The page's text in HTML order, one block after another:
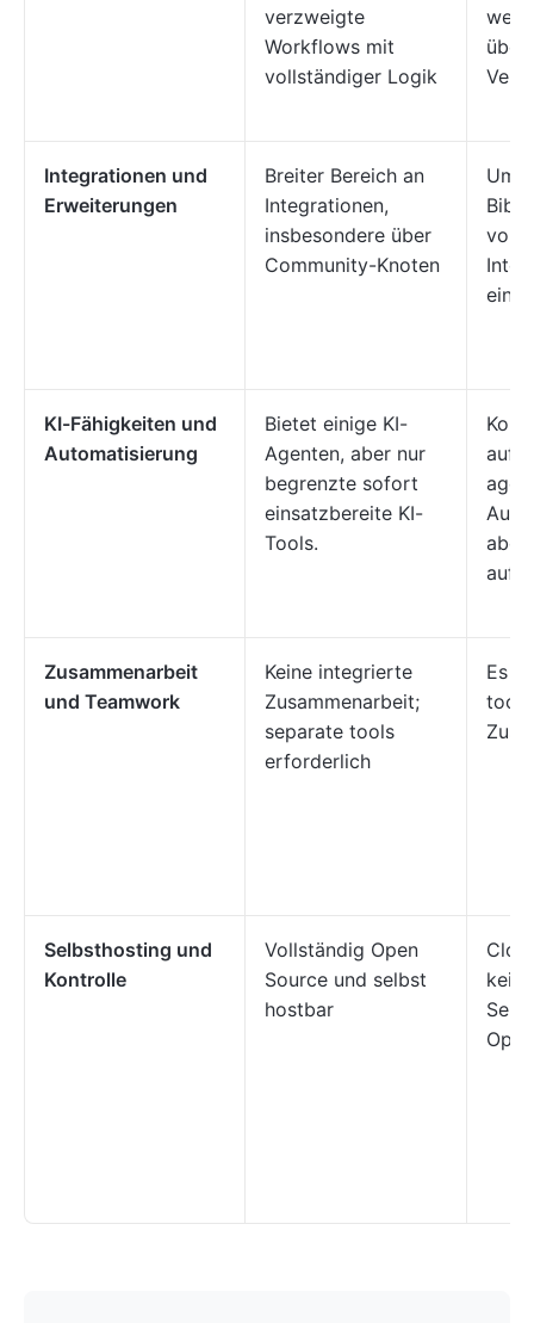
verzweigte
Workflows mit
vollständiger Logik
über
Integrationen und
Erweiterungen
Breiter Bereich an
Integrationen,
insbesondere über
Community-Knoten
KI-Fähigkeiten und
Automatisierung
Bietet einige KI-
Agenten, aber nur
begrenzte sofort
einsatzbereite KI-
Tools.
auf
aber
Zusammenarbeit
und Teamwork
Keine integrierte
Zusammenarbeit;
separate tools
erforderlich
Es
Selbsthosting und
Kontrolle
Vollständig Open
Source und selbst
hostbar
keine